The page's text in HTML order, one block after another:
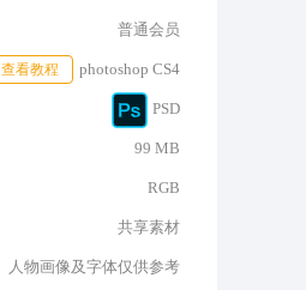
普通会员
photoshop CS4
查看教程
PSD
99 MB
RGB
共享素材
人物画像及字体仅供参考